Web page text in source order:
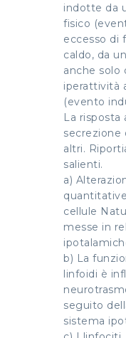
indotte da
fisico
eccesso di
caldo, da
anche solo
iperattività
(evento
La risposta
secrezione
altri.
salienti.
a)
cellule
messe in
b) La
linfoidi è
seguito
sistema